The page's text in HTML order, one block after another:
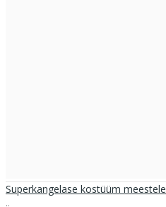
Superkangelase kostüüm meestele
..